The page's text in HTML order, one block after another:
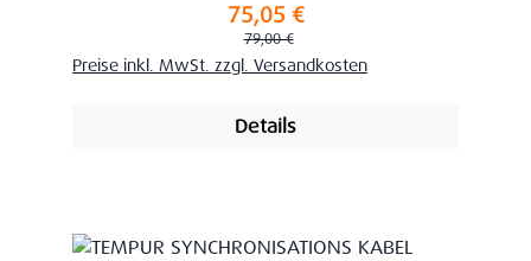
75,05 €
Regulärer Preis:
79,00 €
Preise inkl. MwSt. zzgl. Versandkosten
Details